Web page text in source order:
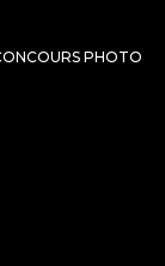
PHOTO